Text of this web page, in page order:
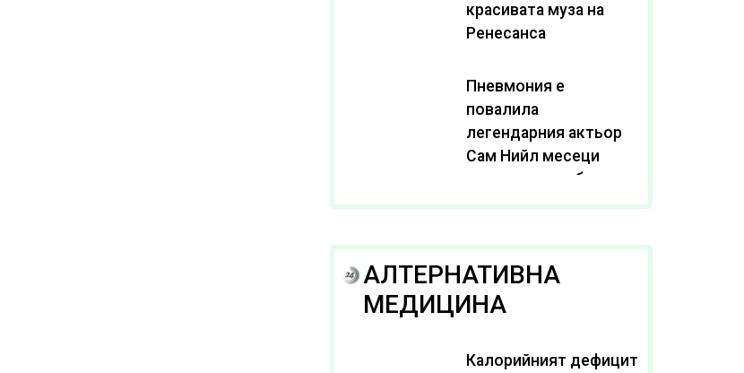
красивата муза на
Ренесанса
Пневмония е
повалила
легендарния актьор
Сам Нийл месеци
след като пребори
рака
АЛТЕРНАТИВНА
МЕДИЦИНА
Калорийният дефицит